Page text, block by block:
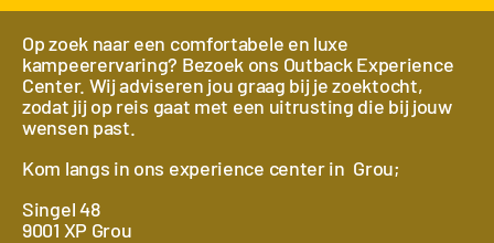
Op zoek naar een comfortabele en luxe
kampeerervaring? Bezoek ons Outback Experience
Center. Wij adviseren jou graag bij je zoektocht,
zodat jij op reis gaat met een uitrusting die bij jouw
wensen past.
Kom langs in ons experience center in Grou;
Singel 48
9001 XP Grou